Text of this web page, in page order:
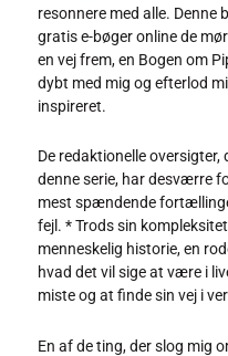
resonnere med alle. Denne
gratis e-bøger online de
en vej frem, en Bogen om
dybt med mig og efterlod
inspireret.
De redaktionelle
denne serie, har desværre
mest spændende
fejl. * Trods sin
menneskelig historie, en
hvad det vil sige at være i
miste og at finde sin vej i
En af de ting, der slog mig